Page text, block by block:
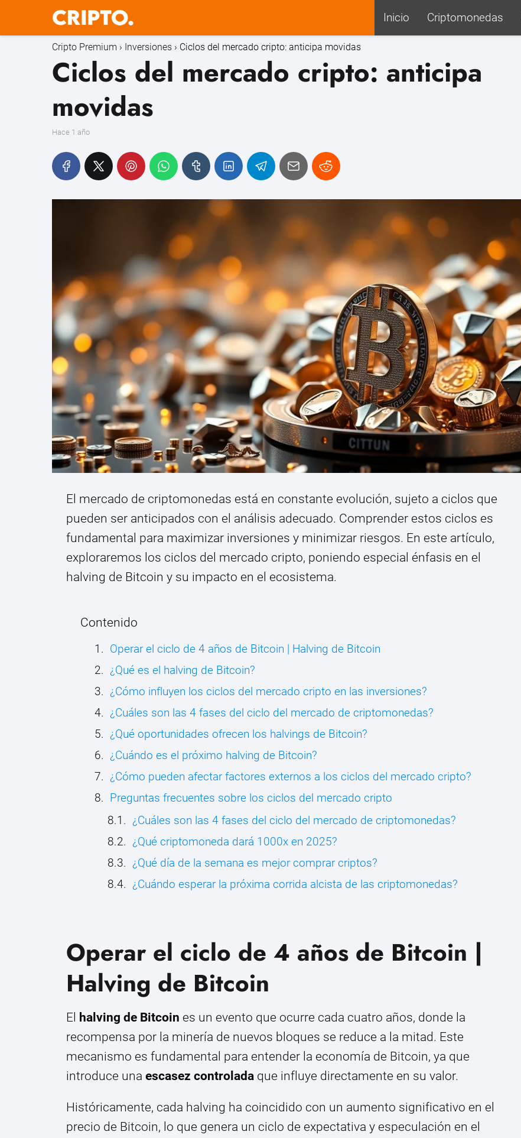
Inicio Criptomonedas
Cripto Premium Inversiones Ciclos del mercado cripto: anticipa movidas
Ciclos del mercado cripto: anticipa
movidas
hace 1 año
El mercado de criptomonedas está en constante evolución, sujeto a ciclos que
pueden ser anticipados con el análisis adecuado. Comprender estos ciclos es
fundamental para maximizar inversiones y minimizar riesgos. En este artículo,
exploraremos los ciclos del mercado cripto, poniendo especial énfasis en el
halving de Bitcoin y su impacto en el ecosistema.
Contenido
Operar el ciclo de 4 años de Bitcoin | Halving de Bitcoin
¿Qué es el halving de Bitcoin?
¿Cómo influyen los ciclos del mercado cripto en las inversiones?
¿Cuáles son las 4 fases del ciclo del mercado de criptomonedas?
¿Qué oportunidades ofrecen los halvings de Bitcoin?
¿Cuándo es el próximo halving de Bitcoin?
¿Cómo pueden afectar factores externos a los ciclos del mercado cripto?
Preguntas frecuentes sobre los ciclos del mercado cripto
¿Cuáles son las 4 fases del ciclo del mercado de criptomonedas?
¿Qué criptomoneda dará 1000x en 2025?
¿Qué día de la semana es mejor comprar criptos?
¿Cuándo esperar la próxima corrida alcista de las criptomonedas?
Operar el ciclo de 4 años de Bitcoin |
Halving de Bitcoin
El halving de Bitcoin es un evento que ocurre cada cuatro años, donde la
recompensa por la minería de nuevos bloques se reduce a la mitad. Este
mecanismo es fundamental para entender la economía de Bitcoin, ya que
introduce una escasez controlada que influye directamente en su valor.
Históricamente, cada halving ha coincidido con un aumento significativo en el
precio de Bitcoin, lo que genera un ciclo de expectativa y especulación en el